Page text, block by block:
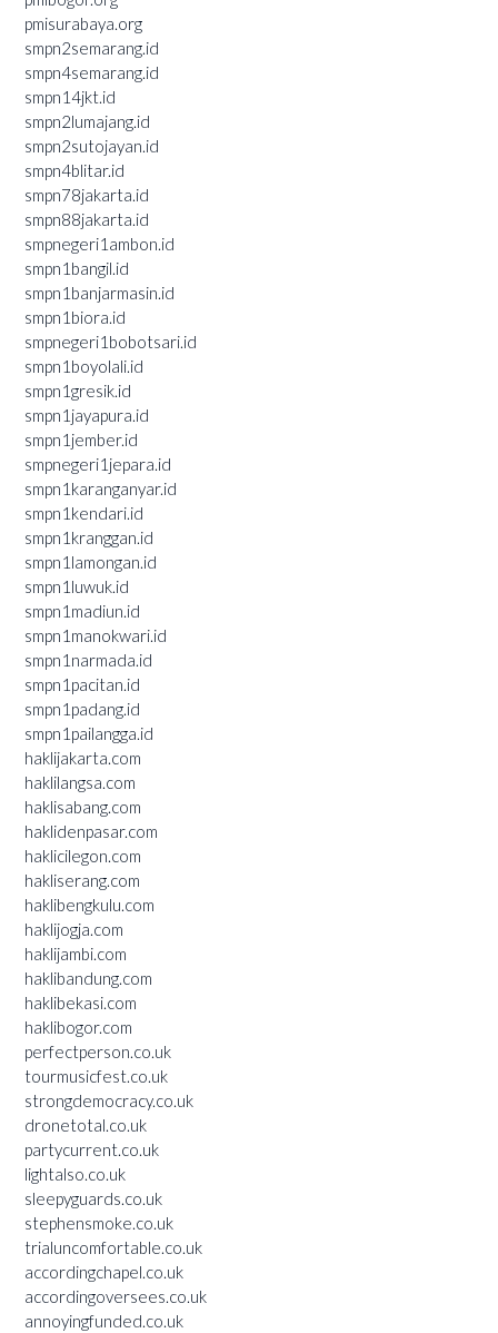
pmisurabaya.org
smpn2semarang.id
smpn4semarang.id
smpn14jkt.id
smpn2lumajang.id
smpn2sutojayan.id
smpn4blitar.id
smpn78jakarta.id
smpn88jakarta.id
smpnegeri1ambon.id
smpn1bangil.id
smpn1banjarmasin.id
smpn1biora.id
smpnegeri1bobotsari.id
smpn1boyolali.id
smpn1gresik.id
smpn1jayapura.id
smpn1jember.id
smpnegeri1jepara.id
smpn1karanganyar.id
smpn1kendari.id
smpn1kranggan.id
smpn1lamongan.id
smpn1luwuk.id
smpn1madiun.id
smpn1manokwari.id
smpn1narmada.id
smpn1pacitan.id
smpn1padang.id
smpn1pailangga.id
haklijakarta.com
haklilangsa.com
haklisabang.com
haklidenpasar.com
haklicilegon.com
hakliserang.com
haklibengkulu.com
haklijogja.com
haklijambi.com
haklibandung.com
haklibekasi.com
haklibogor.com
perfectperson.co.uk
tourmusicfest.co.uk
strongdemocracy.co.uk
dronetotal.co.uk
partycurrent.co.uk
lightalso.co.uk
sleepyguards.co.uk
stephensmoke.co.uk
trialuncomfortable.co.uk
accordingchapel.co.uk
accordingoversees.co.uk
annoyingfunded.co.uk